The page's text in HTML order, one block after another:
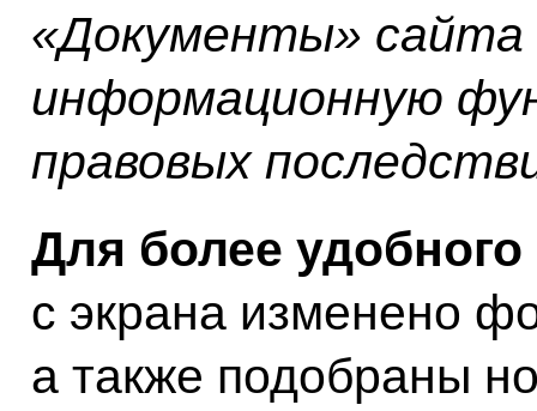
«Документы»
информационную
правовых
Для более
с экрана изменено
а также подобраны